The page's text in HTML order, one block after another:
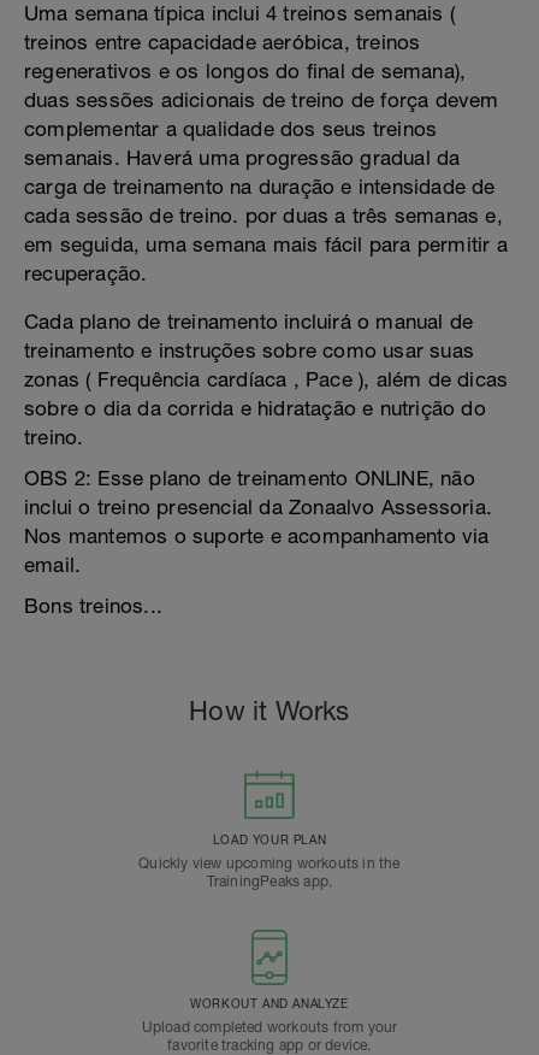
Uma semana típica inclui 4 treinos semanais (
treinos entre capacidade aeróbica, treinos
regenerativos e os longos do final de semana),
duas sessões adicionais de treino de força devem
complementar a qualidade dos seus treinos
semanais. Haverá uma progressão gradual da
carga de treinamento na duração e intensidade de
cada sessão de treino. por duas a três semanas e,
em seguida, uma semana mais fácil para permitir a
recuperação.
Cada plano de treinamento incluirá o manual de
treinamento e instruções sobre como usar suas
zonas ( Frequência cardíaca , Pace ), além de dicas
sobre o dia da corrida e hidratação e nutrição do
treino.
OBS 2: Esse plano de treinamento ONLINE, não
inclui o treino presencial da Zonaalvo Assessoria.
Nos mantemos o suporte e acompanhamento via
email.
Bons treinos...
How it Works
LOAD YOUR PLAN
Quickly view upcoming workouts in the
TrainingPeaks app.
WORKOUT AND ANALYZE
Upload completed workouts from your
favorite tracking app or device.